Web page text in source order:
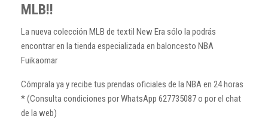
MLB!!
La nueva colección MLB de textil New Era sólo la podrás
encontrar en la tienda especializada en baloncesto NBA
Fuikaomar
Cómprala ya y recibe tus prendas oficiales de la NBA en 24 horas
* (Consulta condiciones por WhatsApp 627735087 o por el chat
de la web)